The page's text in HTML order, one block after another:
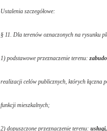
Ustalenia szczegółowe:
§ 11. Dla terenów oznaczonych na rysunku
1) podstawowe przeznaczenie terenu:
realizacji celów publicznych, których łączna
funkcji mieszkalnych;
2) dopuszczone przeznaczenie terenu: